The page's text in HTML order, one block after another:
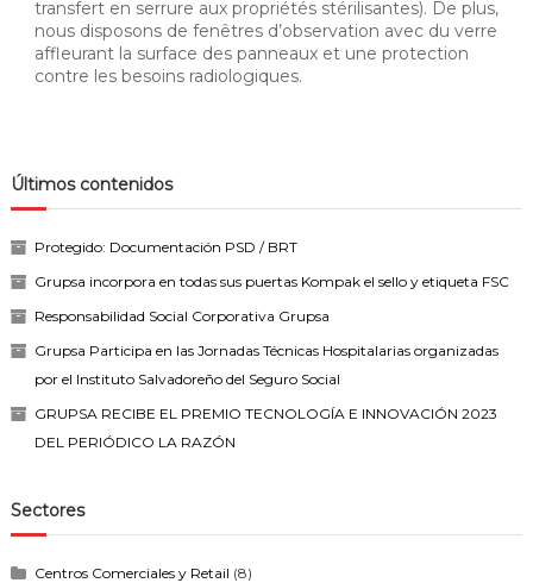
transfert en serrure aux propriétés stérilisantes). De plus,
nous disposons de fenêtres d’observation avec du verre
affleurant la surface des panneaux et une protection
contre les besoins radiologiques.
Últimos contenidos
Protegido: Documentación PSD / BRT
Grupsa incorpora en todas sus puertas Kompak el sello y etiqueta FSC
Responsabilidad Social Corporativa Grupsa
Grupsa Participa en las Jornadas Técnicas Hospitalarias organizadas
por el Instituto Salvadoreño del Seguro Social
GRUPSA RECIBE EL PREMIO TECNOLOGÍA E INNOVACIÓN 2023
DEL PERIÓDICO LA RAZÓN
Sectores
Centros Comerciales y Retail (8)